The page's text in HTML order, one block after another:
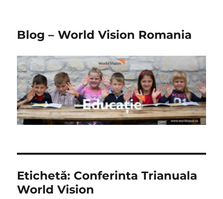
Blog – World Vision Romania
Etichetă: Conferinta Trianuala
World Vision